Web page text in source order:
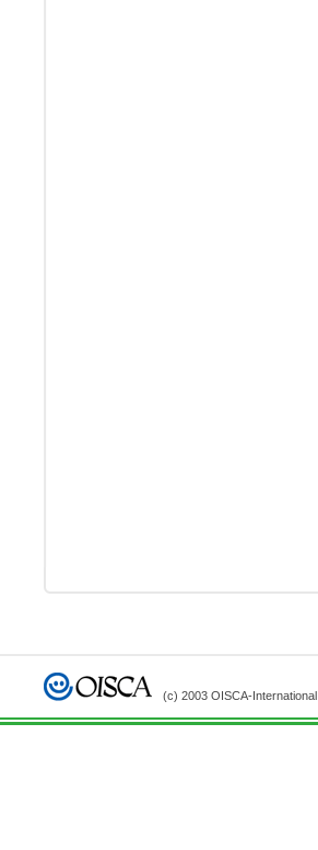
(c) 2003 OISCA-International